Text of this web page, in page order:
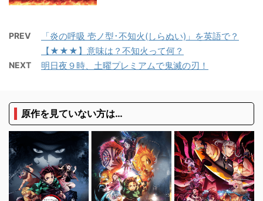
PREV
「炎の呼吸 壱ノ型･不知火(しらぬい)」を英語で？
【★★★】意味は？不知火って何？
NEXT 明日夜９時、土曜プレミアムで鬼滅の刃！
原作を見ていない方は…